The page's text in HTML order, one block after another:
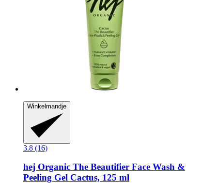
Winkelmandje
3.8 (16)
hej Organic The Beautifier Face Wash &
Peeling Gel Cactus, 125 ml